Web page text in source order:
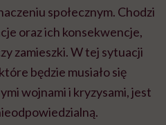
społecznym. Chodzi
oraz ich konsekwencje,
zamieszki. W tej sytuacji
będzie musiało się
wojnami i kryzysami, jest